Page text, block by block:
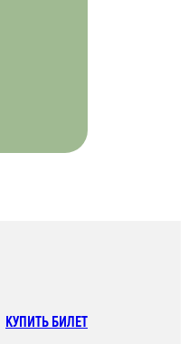
КУПИТЬ БИЛЕТ